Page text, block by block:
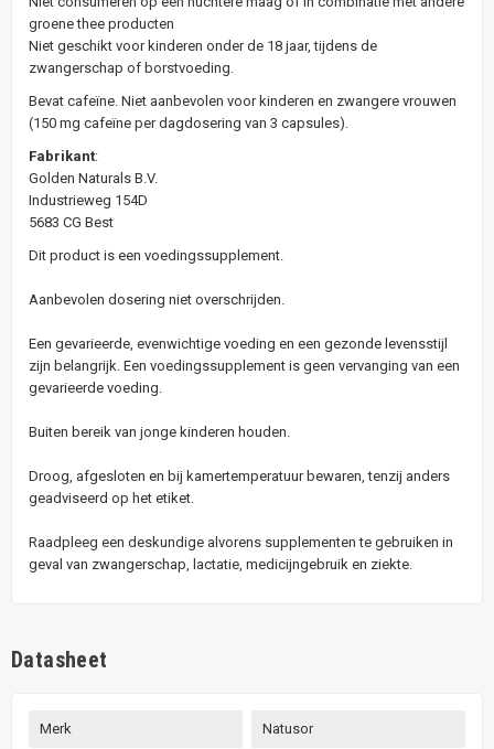
groene thee producten
Niet geschikt voor kinderen onder de 18 jaar, tijdens de
zwangerschap of borstvoeding.
Bevat cafeïne. Niet aanbevolen voor kinderen en zwangere vrouwen
(150 mg cafeïne per dagdosering van 3 capsules).
Fabrikant:
Golden Naturals B.V.
Industrieweg 154D
5683 CG Best
Dit product is een voedingssupplement.
Aanbevolen dosering niet overschrijden.
Een gevarieerde, evenwichtige voeding en een gezonde levensstijl
zijn belangrijk. Een voedingssupplement is geen vervanging van een
gevarieerde voeding.
Buiten bereik van jonge kinderen houden.
Droog, afgesloten en bij kamertemperatuur bewaren, tenzij anders
geadviseerd op het etiket.
Raadpleeg een deskundige alvorens supplementen te gebruiken in
geval van zwangerschap, lactatie, medicijngebruik en ziekte.
Datasheet
Merk Natusor